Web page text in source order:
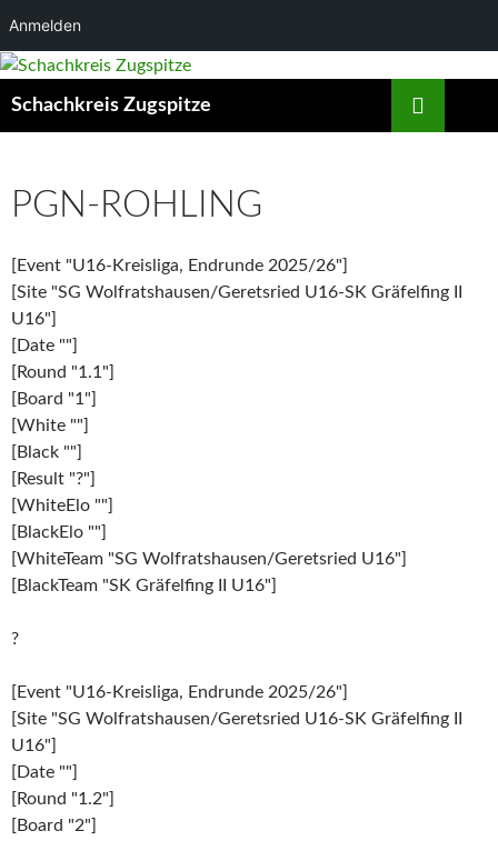
Anmelden
Zum
springen
Schachkreis Zugspitze
PGN-ROHLING
[Event "U16-Kreisliga, Endrunde 2025/26"]
[Site "SG Wolfratshausen/Geretsried U16-SK Gräfelfing II
U16"]
[Date ""]
[Round "1.1"]
[Board "1"]
[White ""]
[Black ""]
[Result "?"]
[WhiteElo ""]
[BlackElo ""]
[WhiteTeam "SG Wolfratshausen/Geretsried U16"]
[BlackTeam "SK Gräfelfing II U16"]
?
[Event "U16-Kreisliga, Endrunde 2025/26"]
[Site "SG Wolfratshausen/Geretsried U16-SK Gräfelfing II
U16"]
[Date ""]
[Round "1.2"]
[Board "2"]